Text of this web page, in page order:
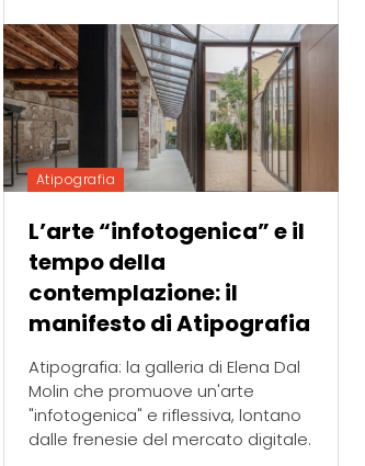
Atipografia
L’arte “infotogenica” e il
tempo della
contemplazione: il
manifesto di Atipografia
Atipografia: la galleria di Elena Dal
Molin che promuove un'arte
"infotogenica" e riflessiva, lontano
dalle frenesie del mercato digitale.